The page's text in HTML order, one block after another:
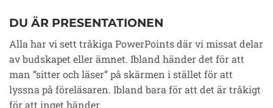
DU ÄR PRESENTATIONEN
Alla har vi sett tråkiga PowerPoints där vi missat delar
av budskapet eller ämnet. Ibland händer det för att
man ”sitter och läser” på skärmen i stället för att
lyssna på föreläsaren. Ibland bara för att det är tråkigt
för att inget händer.